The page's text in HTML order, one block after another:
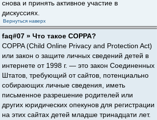
снова и принять активное участие в
дискуссиях.
Вернуться наверх
faq#07 » Что такое COPPA?
COPPA (Child Online Privacy and Protection Act)
или закон о защите личных сведений детей в
интернете от 1998 г. — это закон Соединенных
Штатов, требующий от сайтов, потенциально
собирающих личные сведения, иметь
письменное разрешение родителей или
других юридических опекунов для регистрации
на этих сайтах детей младше тринадцати лет.